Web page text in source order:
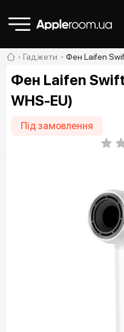
Гаджети Фен Laifen
Фен Laifen
WHS-EU)
Під замовлення